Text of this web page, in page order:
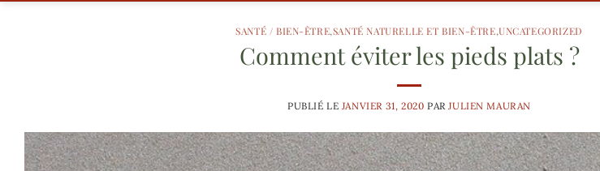
SANTÉ / BIEN-ÊTRE,SANTÉ NATURELLE ET BIEN-ÊTRE,UNCATEGORIZED
Comment éviter les pieds plats ?
PUBLIÉ LE JANVIER 31, 2020 PARJULIEN MAURAN